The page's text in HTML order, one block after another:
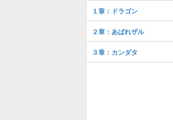
１章：ドラゴン
２章：あばれザル
３章：カンダタ